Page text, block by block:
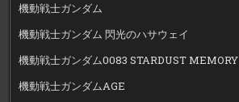
機動戦士ガンダム
機動戦士ガンダム 閃光のハサウェイ
機動戦士ガンダム0083 STARDUST MEMORY
機動戦士ガンダムAGE